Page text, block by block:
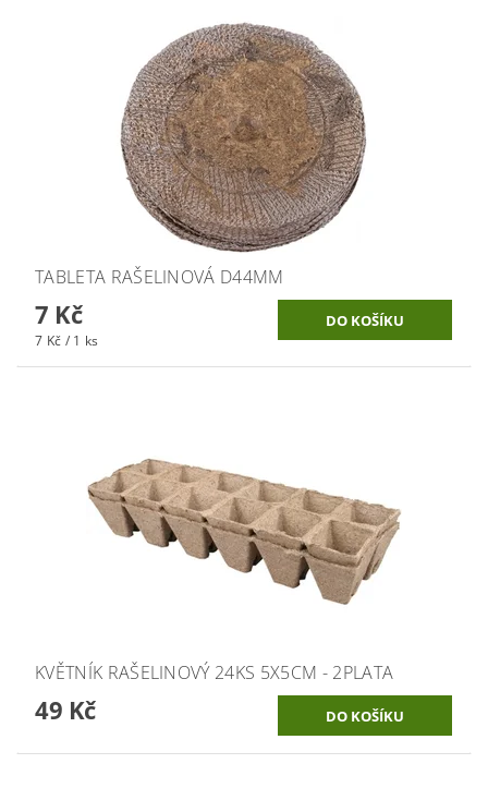
TABLETA RAŠELINOVÁ D44MM
7 Kč
7 Kč / 1 ks
KVĚTNÍK RAŠELINOVÝ 24KS 5X5CM - 2PLATA
49 Kč